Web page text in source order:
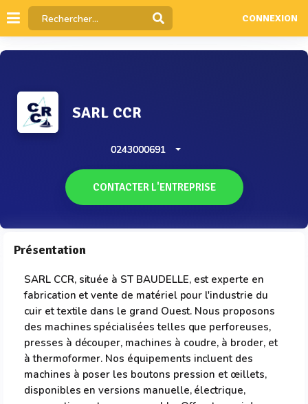
CONNEXION
SARL CCR
0243000691
CONTACTER L'ENTREPRISE
Présentation
SARL CCR, située à ST BAUDELLE, est experte en
fabrication et vente de matériel pour l'industrie du
cuir et textile dans le grand Ouest. Nous proposons
des machines spécialisées telles que perforeuses,
presses à découper, machines à coudre, à broder, et
à thermoformer. Nos équipements incluent des
machines à poser les boutons pression et œillets,
disponibles en versions manuelle, électrique,